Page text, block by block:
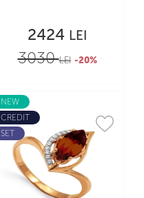
2424 LEI
3030LEI -20%
NEW
CREDIT
SET